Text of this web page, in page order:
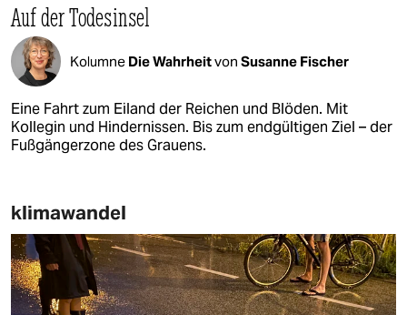
Auf der Todesinsel
Kolumne Die Wahrheitvon Susanne Fischer
Eine Fahrt zum Eiland der Reichen und Blöden. Mit
Kollegin und Hindernissen. Bis zum endgültigen Ziel – der
Fußgängerzone des Grauens.
klimawandel